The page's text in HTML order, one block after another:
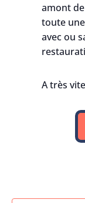
amont
toute
avec ou
A très